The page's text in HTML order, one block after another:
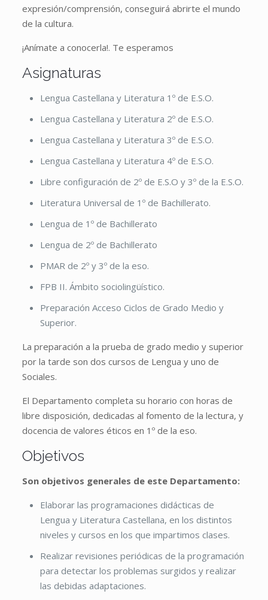
expresión/comprensión, conseguirá abrirte el mundo
de la cultura.
¡Anímate a conocerla!. Te esperamos
Asignaturas
Lengua Castellana y Literatura 1º de E.S.O.
Lengua Castellana y Literatura 2º de E.S.O.
Lengua Castellana y Literatura 3º de E.S.O.
Lengua Castellana y Literatura 4º de E.S.O.
Libre configuración de 2º de E.S.O y 3º de la E.S.O.
Literatura Universal de 1º de Bachillerato.
Lengua de 1º de Bachillerato
Lengua de 2º de Bachillerato
PMAR de 2º y 3º de la eso.
FPB II. Ámbito sociolingüístico.
Preparación Acceso Ciclos de Grado Medio y
Superior.
La preparación a la prueba de grado medio y superior
por la tarde son dos cursos de Lengua y uno de
Sociales.
El Departamento completa su horario con horas de
libre disposición, dedicadas al fomento de la lectura, y
docencia de valores éticos en 1º de la eso.
Objetivos
Son objetivos generales de este Departamento:
Elaborar las programaciones didácticas de
Lengua y Literatura Castellana, en los distintos
niveles y cursos en los que impartimos clases.
Realizar revisiones periódicas de la programación
para detectar los problemas surgidos y realizar
las debidas adaptaciones.